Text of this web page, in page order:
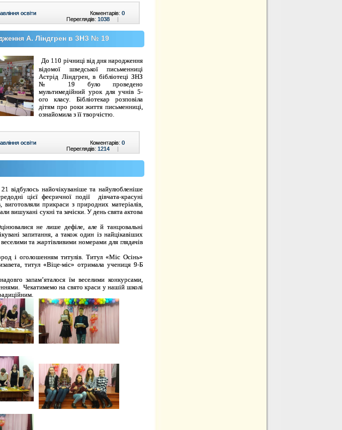
освіти Коментарів: 0
Переглядів: 1038
А. Ліндгрен в ЗНЗ № 19
До 110 річниці від дня народження
відомої шведської письменниці
Астрід Ліндгрен, в бібліотеці ЗНЗ
№ 19 було проведено
мультимедійний урок для учнів 5-
ого класу. Бібліотекар розповіла
дітям про роки життя письменниці,
ознайомила з її творчістю.
освіти Коментарів: 0
Переглядів: 1214 |
відбулось найочікуваніше та найулюбленіше
цієї феєричної події дівчата-красуні
прикраси з природних матеріалів,
вишукані сукні та зачіски. У день свята актова
не лише дефіле, але й танцювальні
запитання, а також один із найцікавіших
та жартівливими номерами для глядачів
і оголошенням титулів. Титул «Міс Осінь»
титул «Віце-міс» отримала учениця 9-Б
запам’яталося їмвеселими конкурсами,
Чекатимемо на свято краси у нашій школі